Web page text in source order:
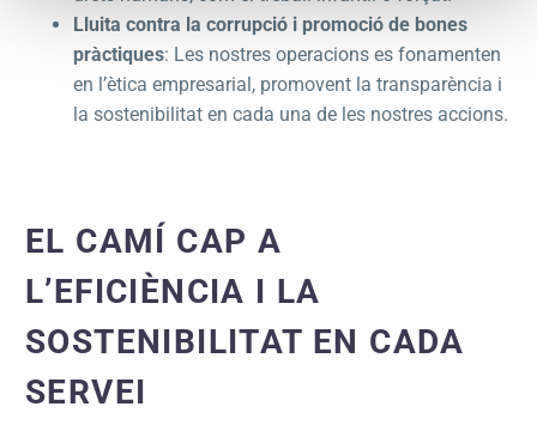
Lluita contra la corrupció i promoció de bones
pràctiques: Les nostres operacions es fonamenten
en l’ètica empresarial, promovent la transparència i
la sostenibilitat en cada una de les nostres accions.
EL CAMÍ CAP A
L’EFICIÈNCIA I LA
SOSTENIBILITAT EN CADA
SERVEI